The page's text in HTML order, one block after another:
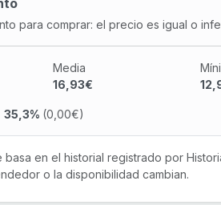
para comprar: el precio es igual o
Media
16,93€
35,3% (0,00€)
basa en el historial registrado por
o la disponibilidad cambian.